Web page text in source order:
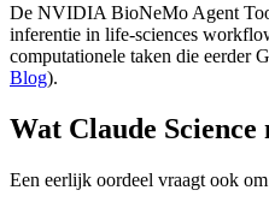
De NVIDIA BioNeMo Agent
inferentie in life-sciences
computationele taken die eerder
Blog).
Wat Claude Science
Een eerlijk oordeel vraagt ook